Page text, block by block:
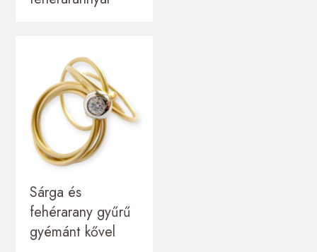
Sárga és
fehérarany gyűrű
gyémánt kővel